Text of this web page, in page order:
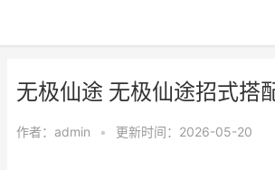
无极仙途 无极仙途招式搭
作者： admin • 更新时间：2026-05-20